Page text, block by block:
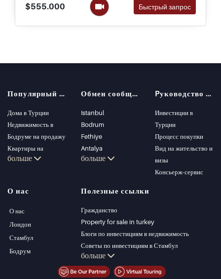
$555.000
Быстрый запрос
Популярный поиск
Дома в Турции
Недвижимость в
Бодруме на продажу
Квартиры на
продажу в Стамбуле
Квартиры на
продажу в Анталии
больше
Обмен сообщениями
Istanbul
Bodrum
Fethiye
Antalya
Kalkan
Bursa
Gocek
Side
Kemer
Dalyan
Izmir
Belek
больше
Pуководство покупателя
Инвестиции в
Турции
Процесс покупки
Вид на жительство и
визы
Консьерж-сервис
О нас
О нас
Лондон
Стамбул
Бодрум
Полезные ссылки
Гражданство
Property for sale in turkey
Блоги по инвестициям в недвижимость
Советы по инвестициям в Стамбул
Управление PT
Стамбул Инвестиции Недвижимость
больше